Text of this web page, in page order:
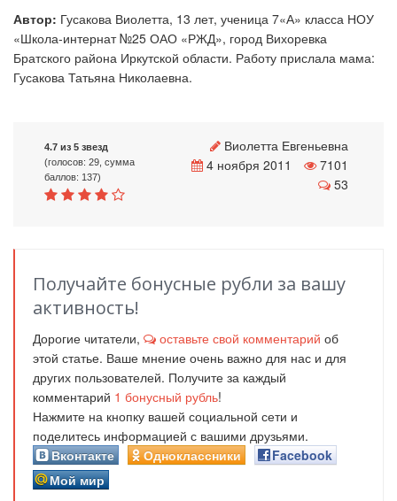
Автор: Гусакова Виолетта, 13 лет, ученица 7«А» класса НОУ
«Школа-интернат №25 ОАО «РЖД», город Вихоревка
Братского района Иркутской области. Работу прислала мама:
Гусакова Татьяна Николаевна.
4.7 из 5 звезд
(голосов: 29, сумма
баллов: 137)
Виолетта Евгеньевна
4 ноября 2011
7101
53
Получайте бонусные рубли за вашу
активность!
Дорогие читатели, оставьте свой комментарий об
этой статье. Ваше мнение очень важно для нас и для
других пользователей. Получите за каждый
комментарий 1 бонусный рубль!
Нажмите на кнопку вашей социальной сети и
поделитесь информацией с вашими друзьями.
Вконтакте
Одноклассники
Facebook
Мой мир